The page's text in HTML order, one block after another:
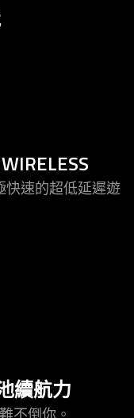
快速的超低延遲遊
續航力
不倒你 。